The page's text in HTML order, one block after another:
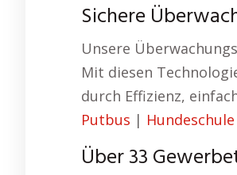
Sichere
Unsere
Mit diesen
durch Effizienz,
Putbus |
Über 33